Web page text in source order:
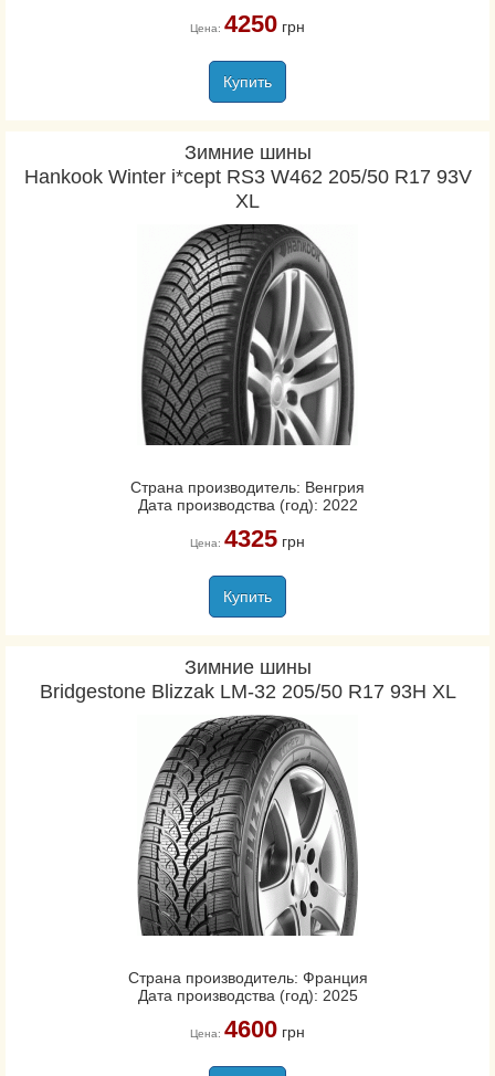
Цена: 4250грн
Купить
Зимние шины
Hankook Winter i*cept RS3 W462 205/50 R17 93V
XL
Страна производитель: Венгрия
Дата производства (год): 2022
Цена: 4325грн
Купить
Зимние шины
Bridgestone Blizzak LM-32 205/50 R17 93H XL
Страна производитель: Франция
Дата производства (год): 2025
Цена: 4600грн